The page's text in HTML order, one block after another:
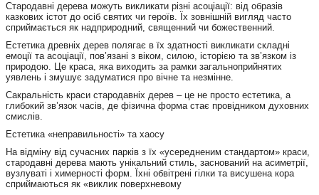
Стародавні дерева можуть викликати різні асоціації: від образів
казкових істот до осіб святих чи героїв. Їх зовнішній вигляд часто
сприймається як надприродний, священний чи божественний.
Естетика древніх дерев полягає в їх здатності викликати складні
емоції та асоціації, пов’язані з віком, силою, історією та зв’язком із
природою. Це краса, яка виходить за рамки загальноприйнятих
уявлень і змушує задуматися про вічне та незмінне.
Сакральність краси стародавніх дерев – це не просто естетика, а
глибокий зв’язок часів, де фізична форма стає провідником духовних
смислів.
Естетика «неправильності» та хаосу
На відміну від сучасних парків з їх «усередненим стандартом» краси,
стародавні дерева мають унікальний стиль, заснований на асиметрії,
вузлуваті і химерності форм. Їхні обвітрені гілки та висушена кора
сприймаються як «виклик поверхневому